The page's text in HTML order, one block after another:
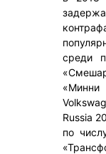
среди
Russia
по